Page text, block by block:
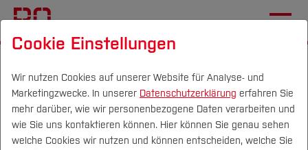
Campus Personen DE|EN Quicklinks
Angebote für Schulen
Menü aufklappen
Cookie Einstellungen
Wir nutzen Cookies auf unserer Website für Analyse- und
Marketingzwecke. In unserer Datenschutzerklärung erfahren Sie
mehr darüber, wie wir personenbezogene Daten verarbeiten und
wie Sie uns kontaktieren können. Hier können Sie genau sehen
welche Cookies wir nutzen und können entscheiden, welche Sie